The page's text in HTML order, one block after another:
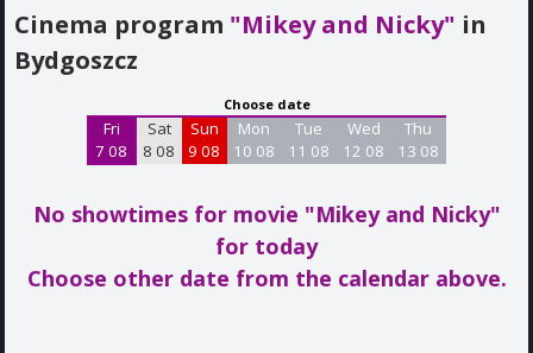
Cinema program "Mikey and Nicky" in
Bydgoszcz
Choose date
Fri
7 08
Sat
8 08
Sun
9 08
Mon
10 08
Tue
11 08
Wed
12 08
Thu
13 08
No showtimes for movie "Mikey and Nicky"
for today
Choose other date from the calendar above.